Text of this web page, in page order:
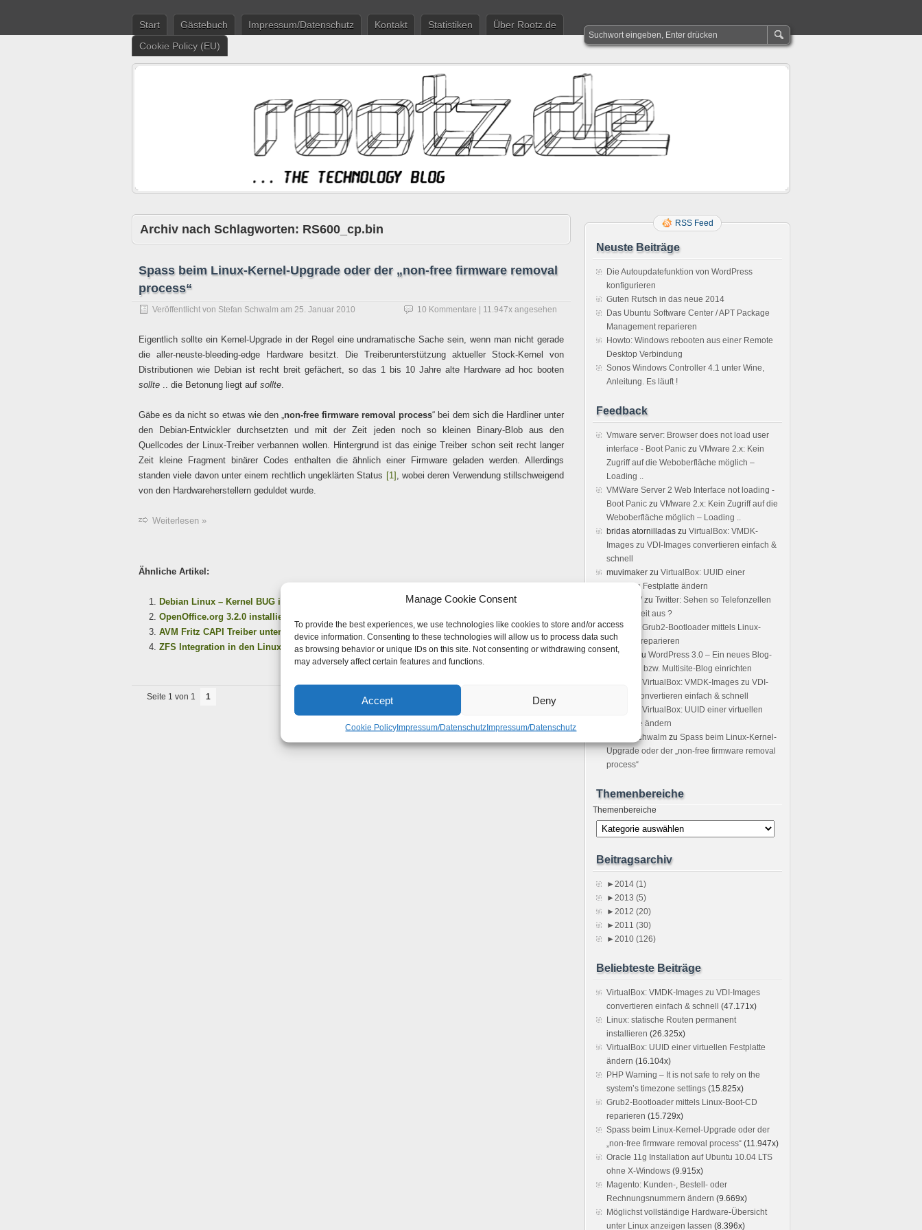
Manage Cookie Consent
To provide the best experiences, we use technologies like cookies to store and/or access
device information. Consenting to these technologies will allow us to process data such
as browsing behavior or unique IDs on this site. Not consenting or withdrawing consent,
may adversely affect certain features and functions.
Accept Deny
Cookie PolicyImpressum/DatenschutzImpressum/Datenschutz
Start Gästebuch Impressum/Datenschutz Kontakt Statistiken
Über Rootz.de
Cookie Policy (EU)
Archiv nach Schlagworten: RS600_cp.bin
Spass beim Linux-Kernel-Upgrade oder der „non-free firmware removal
process“
Veröffentlicht von Stefan Schwalm am 25. Januar 2010 10 Kommentare | 11.947x angesehen
Eigentlich sollte ein Kernel-Upgrade in der Regel eine undramatische Sache sein, wenn man nicht gerade
die aller-neuste-bleeding-edge Hardware besitzt. Die Treiberunterstützung aktueller Stock-Kernel von
Distributionen wie Debian ist recht breit gefächert, so das 1 bis 10 Jahre alte Hardware ad hoc booten
sollte .. die Betonung liegt auf sollte.
Gäbe es da nicht so etwas wie den „non-free firmware removal process“ bei dem sich die Hardliner unter
den Debian-Entwickler durchsetzten und mit der Zeit jeden noch so kleinen Binary-Blob aus den
Quellcodes der Linux-Treiber verbannen wollen. Hintergrund ist das einige Treiber schon seit recht langer
Zeit kleine Fragment binärer Codes enthalten die ähnlich einer Firmware geladen werden. Allerdings
standen viele davon unter einem rechtlich ungeklärten Status [1] , wobei deren Verwendung stillschweigend
von den Hardwareherstellern geduldet wurde.
Weiterlesen »
Ähnliche Artikel:
Debian Linux – Kernel BUG in Kernel 2.6.32-trunk
OpenOffice.org 3.2.0 installieren unter Ubuntu 9.10 oder Debian 5
AVM Fritz CAPI Treiber unter Debian Lenny compilieren
ZFS Integration in den Linux-Kernel
Seite 1 von 1 1
RSS Feed
Neuste Beiträge
Die Autoupdatefunktion von WordPress
konfigurieren
Guten Rutsch in das neue 2014
Das Ubuntu Software Center / APT Package
Management reparieren
Howto: Windows rebooten aus einer Remote
Desktop Verbindung
Sonos Windows Controller 4.1 unter Wine,
Anleitung. Es läuft !
Feedback
Vmware server: Browser does not load user
interface - Boot Panic zu VMware 2.x: Kein
Zugriff auf die Weboberfläche möglich –
Loading ..
VMWare Server 2 Web Interface not loading -
Boot Panic zu VMware 2.x: Kein Zugriff auf die
Weboberfläche möglich – Loading ..
bridas atornilladas zu VirtualBox: VMDK-
Images zu VDI-Images convertieren einfach &
schnell
muvimaker zu VirtualBox: UUID einer
virtuellen Festplatte ändern
Kerstin W zu Twitter: Sehen so Telefonzellen
der Neuzeit aus ?
micha
Grub2-Bootloader mittels Linux-
Boot-CD reparieren
Hosting
zu WordPress 3.0 – Ein neues Blog-
Netzwerk bzw. Multisite-Blog einrichten
VirtualBox: VMDK-Images zu VDI-
Images convertieren einfach & schnell
VirtualBox: UUID einer virtuellen
Festplatte ändern
Stefan Schwalm zu Spass beim Linux-Kernel-
Upgrade oder der „non-free firmware removal
process“
Themenbereiche
Themenbereiche
Beitragsarchiv
►2014 (1)
►2013 (5)
►2012 (20)
►2011 (30)
►2010 (126)
Beliebteste Beiträge
VirtualBox: VMDK-Images zu VDI-Images
convertieren einfach & schnell
(47.171x)
Linux: statische Routen permanent
installieren (26.325x)
VirtualBox: UUID einer virtuellen Festplatte
ändern (16.104x)
PHP Warning – It is not safe to rely on the
system’s timezone settings (15.825x)
Grub2-Bootloader mittels Linux-Boot-CD
reparieren (15.729x)
Spass beim Linux-Kernel-Upgrade oder der
„non-free firmware removal process“ (11.947x)
Oracle 11g Installation auf Ubuntu 10.04 LTS
ohne X-Windows (9.915x)
Magento: Kunden-, Bestell- oder
Rechnungsnummern ändern (9.669x)
Möglichst vollständige Hardware-Übersicht
unter Linux anzeigen lassen (8.396x)